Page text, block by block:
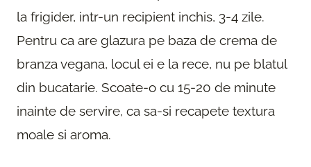
la frigider, intr-un recipient inchis, 3-4 zile.
Pentru ca are glazura pe baza de crema de
branza vegana, locul ei e la rece, nu pe blatul
din bucatarie. Scoate-o cu 15-20 de minute
inainte de servire, ca sa-si recapete textura
moale si aroma.